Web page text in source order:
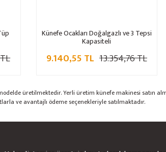
Künefe Ocakları Doğalgazlı ve 3 Tepsi
Kapasiteli
9.140,55 TL 13.354,76 TL
üretilmektedir. Yerli üretim künefe makinesi satın
ve avantajlı ödeme seçenekleriyle satılmaktadır.